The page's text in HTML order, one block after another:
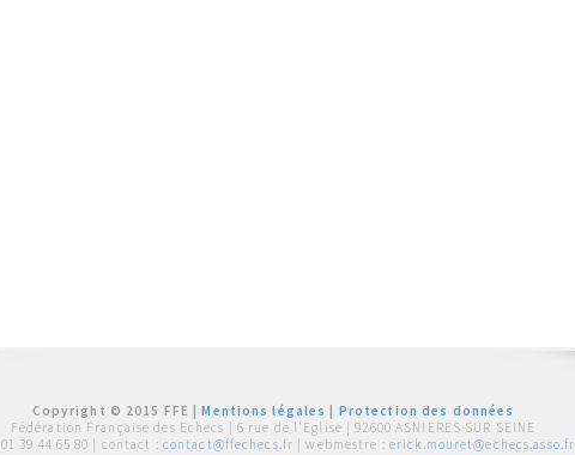
Copyright © 2015 FFE |Mentions légales
Protection des données
Fédération Française des Echecs | 6 rue de l'Eglise | 92600 ASNIERES SUR SEINE
01 39 44 65 80 | contact : contact@ffechecs.fr | webmestre : erick.mouret@echecs.asso.fr